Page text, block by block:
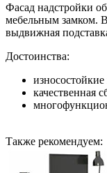
Фасад надстройки
мебельным замком.
выдвижная
Достоинства:
качественная
Также рекомендуем: